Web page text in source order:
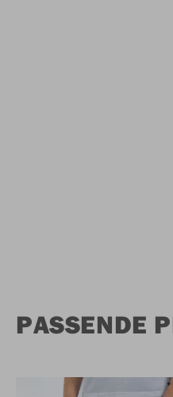
PASSENDE